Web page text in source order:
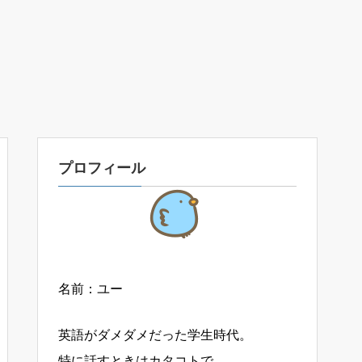
プロフィール
名前：ユー
英語がダメダメだった学生時代。